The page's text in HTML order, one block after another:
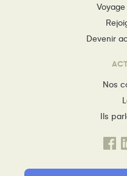
Devenir
Nos
Ils